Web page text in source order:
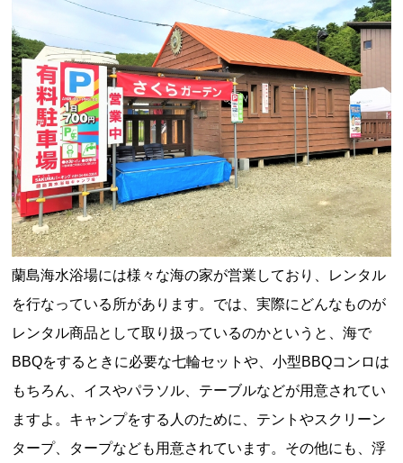
蘭島海水浴場には様々な海の家が営業しており、レンタル
を行なっている所があります。では、実際にどんなものが
レンタル商品として取り扱っているのかというと、海で
BBQをするときに必要な七輪セットや、小型BBQコンロは
もちろん、イスやパラソル、テーブルなどが用意されてい
ますよ。キャンプをする人のために、テントやスクリーン
タープ、タープなども用意されています。その他にも、浮